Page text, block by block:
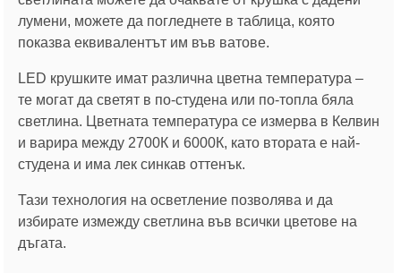
лумени, можете да погледнете в таблица, която
показва еквивалентът им във ватове.
LED крушките имат различна цветна температура –
те могат да светят в по-студена или по-топла бяла
светлина. Цветната температура се измерва в Келвин
и варира между 2700К и 6000К, като втората е най-
студена и има лек синкав оттенък.
Тази технология на осветление позволява и да
избирате измежду светлина във всички цветове на
дъгата.